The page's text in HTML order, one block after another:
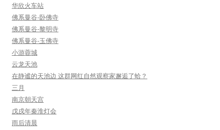
华欣火车站
佛系曼谷-卧佛寺
佛系曼谷-黎明寺
佛系曼谷-玉佛寺
小游蓉城
云龙天池
在静谧的天池边 这群网红自然观察家邂逅了蛤？
三月
南京朝天宫
戊戌年秦淮灯会
雨后清晨